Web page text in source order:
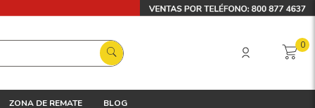
0
ZONA DE REMATE BLOG